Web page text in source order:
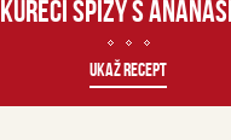
KUŘECÍ ŠPÍZY S
UKAŽ RECEPT